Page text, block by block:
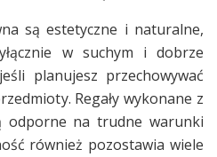
są estetyczne i naturalne,
w suchym i dobrze
planujesz przechowywać
Regały wykonane z
odporne na trudne warunki
również pozostawia wiele